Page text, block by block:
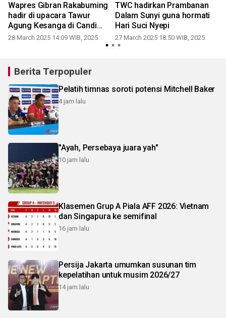
Wapres Gibran Rakabuming
hadir di upacara Tawur
Agung Kesanga di Candi
Prambanan
28 March 2025 14:09 WIB, 2025
TWC hadirkan Prambanan
Dalam Sunyi guna hormati
Hari Suci Nyepi
27 March 2025 18:50 WIB, 2025
Berita Terpopuler
Pelatih timnas soroti potensi Mitchell Baker
4 jam lalu
"Ayah, Persebaya juara yah"
10 jam lalu
Klasemen Grup A Piala AFF 2026: Vietnam
dan Singapura ke semifinal
16 jam lalu
Persija Jakarta umumkan susunan tim
kepelatihan untuk musim 2026/27
14 jam lalu